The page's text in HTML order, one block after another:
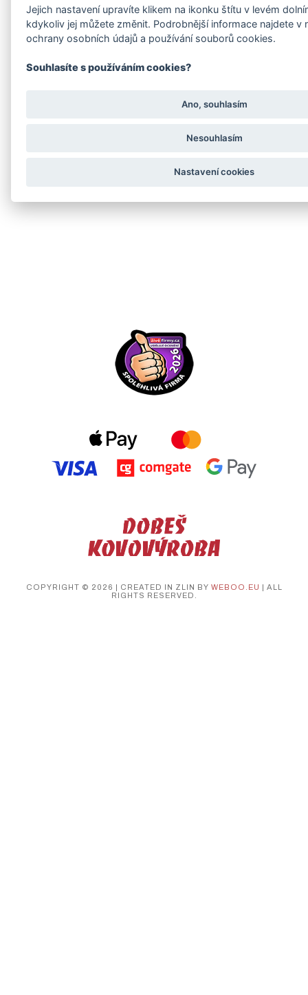
+420 608 709 327
+420 603 320 953
+420 734 571 699
Vrácení zboží online
COPYRIGHT © 2026 | CREATED IN ZLIN BY WEBOO.EU
| ALL
RIGHTS RESERVED.
Jejich nastavení upravíte klikem na ikonku štítu v levém
kdykoliv jej můžete změnit. Podrobnější informace najdete v
ochrany osobních údajů a používání souborů cookies.
Souhlasíte s používáním cookies?
Ano, souhlasím
Nesouhlasím
Nastavení cookies